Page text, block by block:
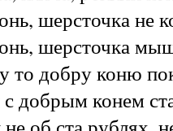
шерсточка не
шерсточка
то добру коню
добрым конем